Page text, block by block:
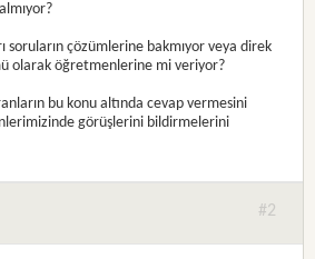
soruların çözümlerine bakmıyor veya direk
olarak öğretmenlerine mi veriyor?
bu konu altında cevap vermesini
görüşlerini bildirmelerini
#2